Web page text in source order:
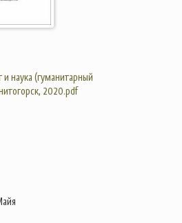
и наука (гуманитарный
2020.pdf